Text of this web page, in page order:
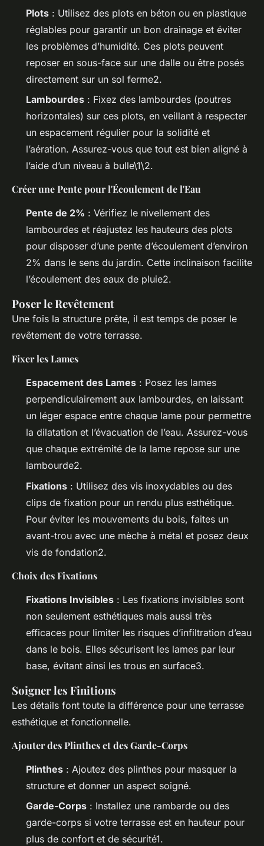
Plots : Utilisez des plots en béton ou en plastique
réglables pour garantir un bon drainage et éviter
les problèmes d’humidité. Ces plots peuvent
reposer en sous-face sur une dalle ou être posés
directement sur un sol ferme2.
Lambourdes : Fixez des lambourdes (poutres
horizontales) sur ces plots, en veillant à respecter
un espacement régulier pour la solidité et
l’aération. Assurez-vous que tout est bien aligné à
l’aide d’un niveau à bulle\1\2.
Créer une Pente pour l'Écoulement de l'Eau
Pente de 2% : Vérifiez le nivellement des
lambourdes et réajustez les hauteurs des plots
pour disposer d’une pente d’écoulement d’environ
2% dans le sens du jardin. Cette inclinaison facilite
l’écoulement des eaux de pluie2.
Poser le Revêtement
Une fois la structure prête, il est temps de poser le
revêtement de votre terrasse.
Fixer les Lames
Espacement des Lames : Posez les lames
perpendiculairement aux lambourdes, en laissant
un léger espace entre chaque lame pour permettre
la dilatation et l’évacuation de l’eau. Assurez-vous
que chaque extrémité de la lame repose sur une
lambourde2.
Fixations : Utilisez des vis inoxydables ou des
clips de fixation pour un rendu plus esthétique.
Pour éviter les mouvements du bois, faites un
avant-trou avec une mèche à métal et posez deux
vis de fondation2.
Choix des Fixations
Fixations Invisibles : Les fixations invisibles sont
non seulement esthétiques mais aussi très
efficaces pour limiter les risques d’infiltration d’eau
dans le bois. Elles sécurisent les lames par leur
base, évitant ainsi les trous en surface3.
Soigner les Finitions
Les détails font toute la différence pour une terrasse
esthétique et fonctionnelle.
Ajouter des Plinthes et des Garde-Corps
Plinthes : Ajoutez des plinthes pour masquer la
structure et donner un aspect soigné.
Garde-Corps : Installez une rambarde ou des
garde-corps si votre terrasse est en hauteur pour
plus de confort et de sécurité1.